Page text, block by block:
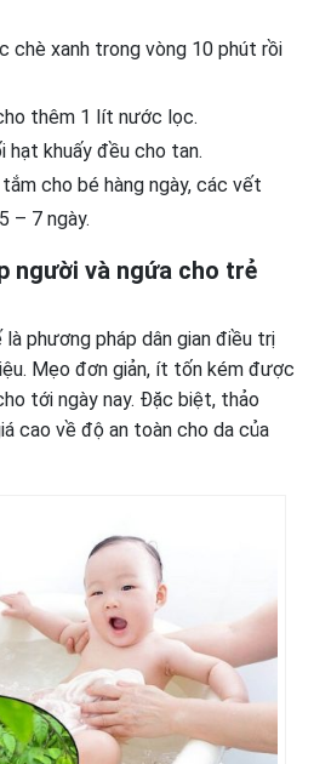
chè xanh trong vòng 10 phút rồi
thêm 1 lít nước lọc.
hạt khuấy đều cho tan.
cho bé hàng ngày, các vết
– 7 ngày.
người và ngứa cho trẻ
phương pháp dân gian điều trị
Mẹo đơn giản, ít tốn kém được
tới ngày nay. Đặc biệt, thảo
cao về độ an toàn cho da của